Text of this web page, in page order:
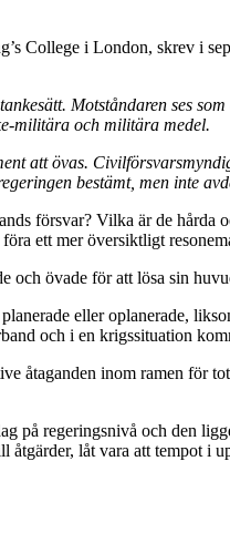
College i London, skrev i
Motståndaren ses
militära och militära medel.
att övas.
bestämt, men inte
försvar? Vilka är de
ett mer översiktligt
och övade för att lösa sin
eller oplanerade,
och i en krigssituation
åtaganden inom ramen för
på regeringsnivå och den
låt vara att tempot i